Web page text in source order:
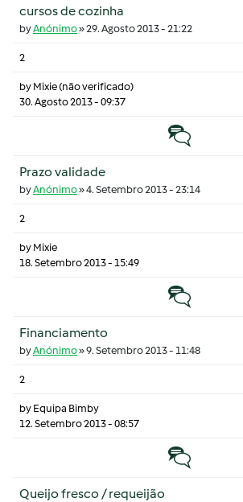
cursos de cozinha
byAnónimo»29. Agosto 2013 - 21:22
2
by Mixie (não verificado)
30. Agosto 2013 - 09:37
Tópico normal
Prazo validade
byAnónimo»4. Setembro 2013 - 23:14
2
by Mixie
18. Setembro 2013 - 15:49
Tópico normal
Financiamento
byAnónimo»9. Setembro 2013 - 11:48
2
by Equipa Bimby
12. Setembro 2013 - 08:57
Tópico normal
Queijo fresco / requeijão